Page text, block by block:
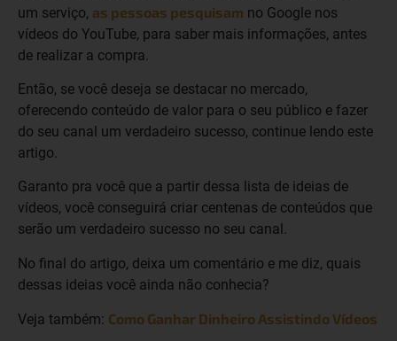
um serviço, as pessoas pesquisam no Google nos
vídeos do YouTube, para saber mais informações, antes
de realizar a compra.
Então, se você deseja se destacar no mercado,
oferecendo conteúdo de valor para o seu público e fazer
do seu canal um verdadeiro sucesso, continue lendo este
artigo.
Garanto pra você que a partir dessa lista de ideias de
vídeos, você conseguirá criar centenas de conteúdos que
serão um verdadeiro sucesso no seu canal.
No final do artigo, deixa um comentário e me diz, quais
dessas ideias você ainda não conhecia?
Veja também: Como Ganhar Dinheiro Assistindo Vídeos